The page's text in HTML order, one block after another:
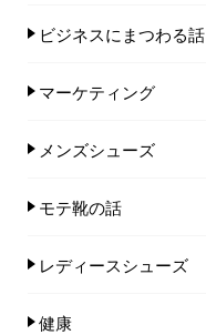
ビジネスにまつわる話
マーケティング
メンズシューズ
モテ靴の話
レディースシューズ
健康